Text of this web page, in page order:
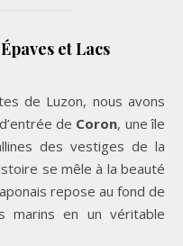
et Lacs
de Luzon, nous avons
de Coron, une île
des vestiges de la
se mêle à la beauté
repose au fond de
marins en un véritable